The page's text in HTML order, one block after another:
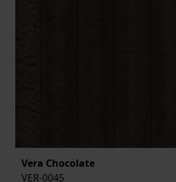
Vera Chocolate
VER-0045